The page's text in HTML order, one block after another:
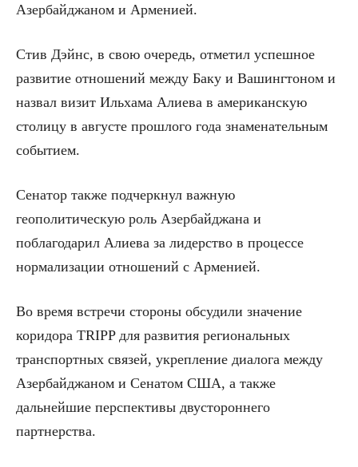
Азербайджаном и Арменией.
Стив Дэйнс, в свою очередь, отметил успешное
развитие отношений между Баку и Вашингтоном и
назвал визит Ильхама Алиева в американскую
столицу в августе прошлого года знаменательным
событием.
Сенатор также подчеркнул важную
геополитическую роль Азербайджана и
поблагодарил Алиева за лидерство в процессе
нормализации отношений с Арменией.
Во время встречи стороны обсудили значение
коридора TRIPP для развития региональных
транспортных связей, укрепление диалога между
Азербайджаном и Сенатом США, а также
дальнейшие перспективы двустороннего
партнерства.